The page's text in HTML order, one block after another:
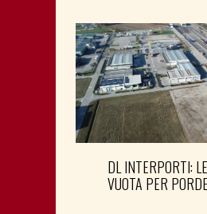
DL INTERPORTI:
VUOTA PER